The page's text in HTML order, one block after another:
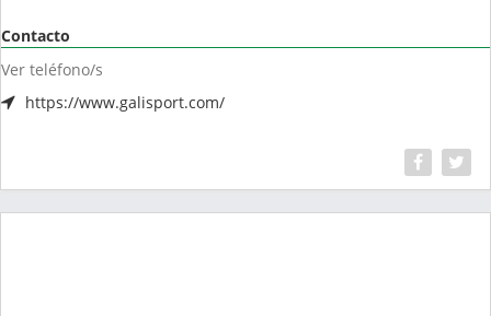
Contacto
Ver teléfono/s
https://www.galisport.com/